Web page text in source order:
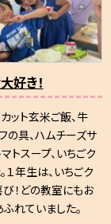
好き！
ット玄米ご飯、牛
の具、ハムチーズサ
マトスープ、いちごク
１年生は、いちごク
！どの教室にもお
れていました。